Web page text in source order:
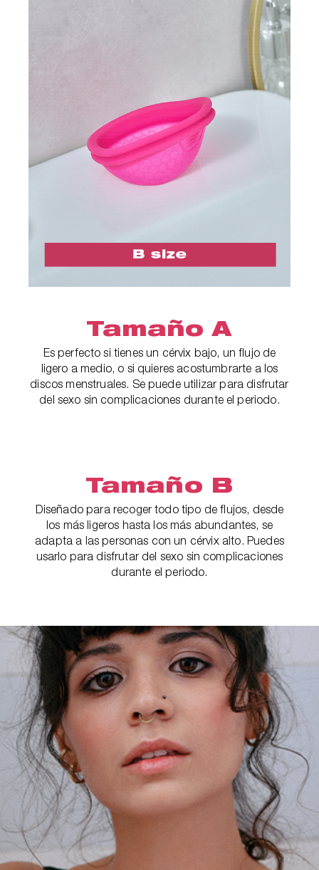
Tamaño A
Es perfecto si tienes un cérvix bajo, un flujo de
ligero a medio, o si quieres acostumbrarte a los
discos menstruales. Se puede utilizar para disfrutar
del sexo sin complicaciones durante el periodo.
Tamaño B
Diseñado para recoger todo tipo de flujos, desde
los más ligeros hasta los más abundantes, se
adapta a las personas con un cérvix alto. Puedes
usarlo para disfrutar del sexo sin complicaciones
durante el periodo.